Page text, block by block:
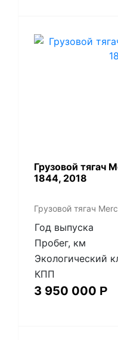
Грузовой тягач
1844, 2018
Грузовой тягач
Год выпуска
Пробег, км
Экологический
КПП
3 950 000 Р